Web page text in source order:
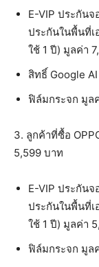
E-VIP ประกันจ
ประกันในพื้นที่
ใช้ 1 ปี) มูลค่า
สิทธิ์ Google
ฟิล์มกระจก มูล
3. ลูกค้าที่ซื้อ
5,599 บาท
E-VIP ประกันจ
ประกันในพื้นที่
ใช้ 1 ปี) มูลค่า
ฟิล์มกระจก มูล